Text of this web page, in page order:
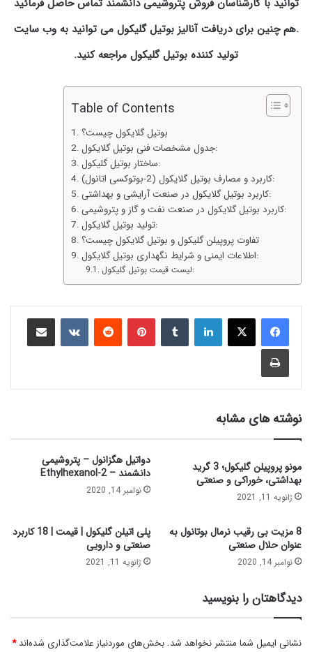
توانید با کارشناسان فروش پتروشیمی دانشمند تماس حاصل فرمائید
.هم چنین برای دریافت آنالیز بوتیل گلیکول می توانید به وب سایت
تولید کننده بوتیل گلیکول مراجعه کنید.
Table of Contents
بوتیل گلایکول چیست؟
جدول مشخصات فنی بوتیل گلایکول:
ساختار بوتیل گلیکول:
کاربرد و مصارف بوتیل گلایکول (2-بوتوکسی اتانول):
کاربرد بوتیل گلایکول در صنعت آرایشی و بهداشتی:
کاربرد بوتیل گلایکول در صنعت نفت و گاز و پتروشیمی:
تولید بوتیل گلایکول:
تفاوت پروپیلن گلیکول و بوتیل گلایکول چیست؟
اطلاعات ایمنی و شرایط نگهداری بوتیل گلایکول:
لیست قیمت بوتیل گلیکول:
نوشته های مشابه
مونو پروپیلن گلیکول؛ 3 گرید
بهداشتی، خوراکی و صنعتی
ژانویه 11, 2021
دواتیل هگزانول – پتروشیمی
دانشمند – 2-Ethylhexanol
نوامبر 14, 2020
8 مزیت بی رقیب نرمال بوتانول به
عنوان حلال صنعتی
نوامبر 14, 2020
پلی اتیلن گلیکول | قیمت | 18 کاربرد
صنعتی و دارویی
ژانویه 11, 2021
دیدگاهتان را بنویسید
نشانی ایمیل شما منتشر نخواهد شد. بخش‌های موردنیاز علامت‌گذاری شده‌اند*